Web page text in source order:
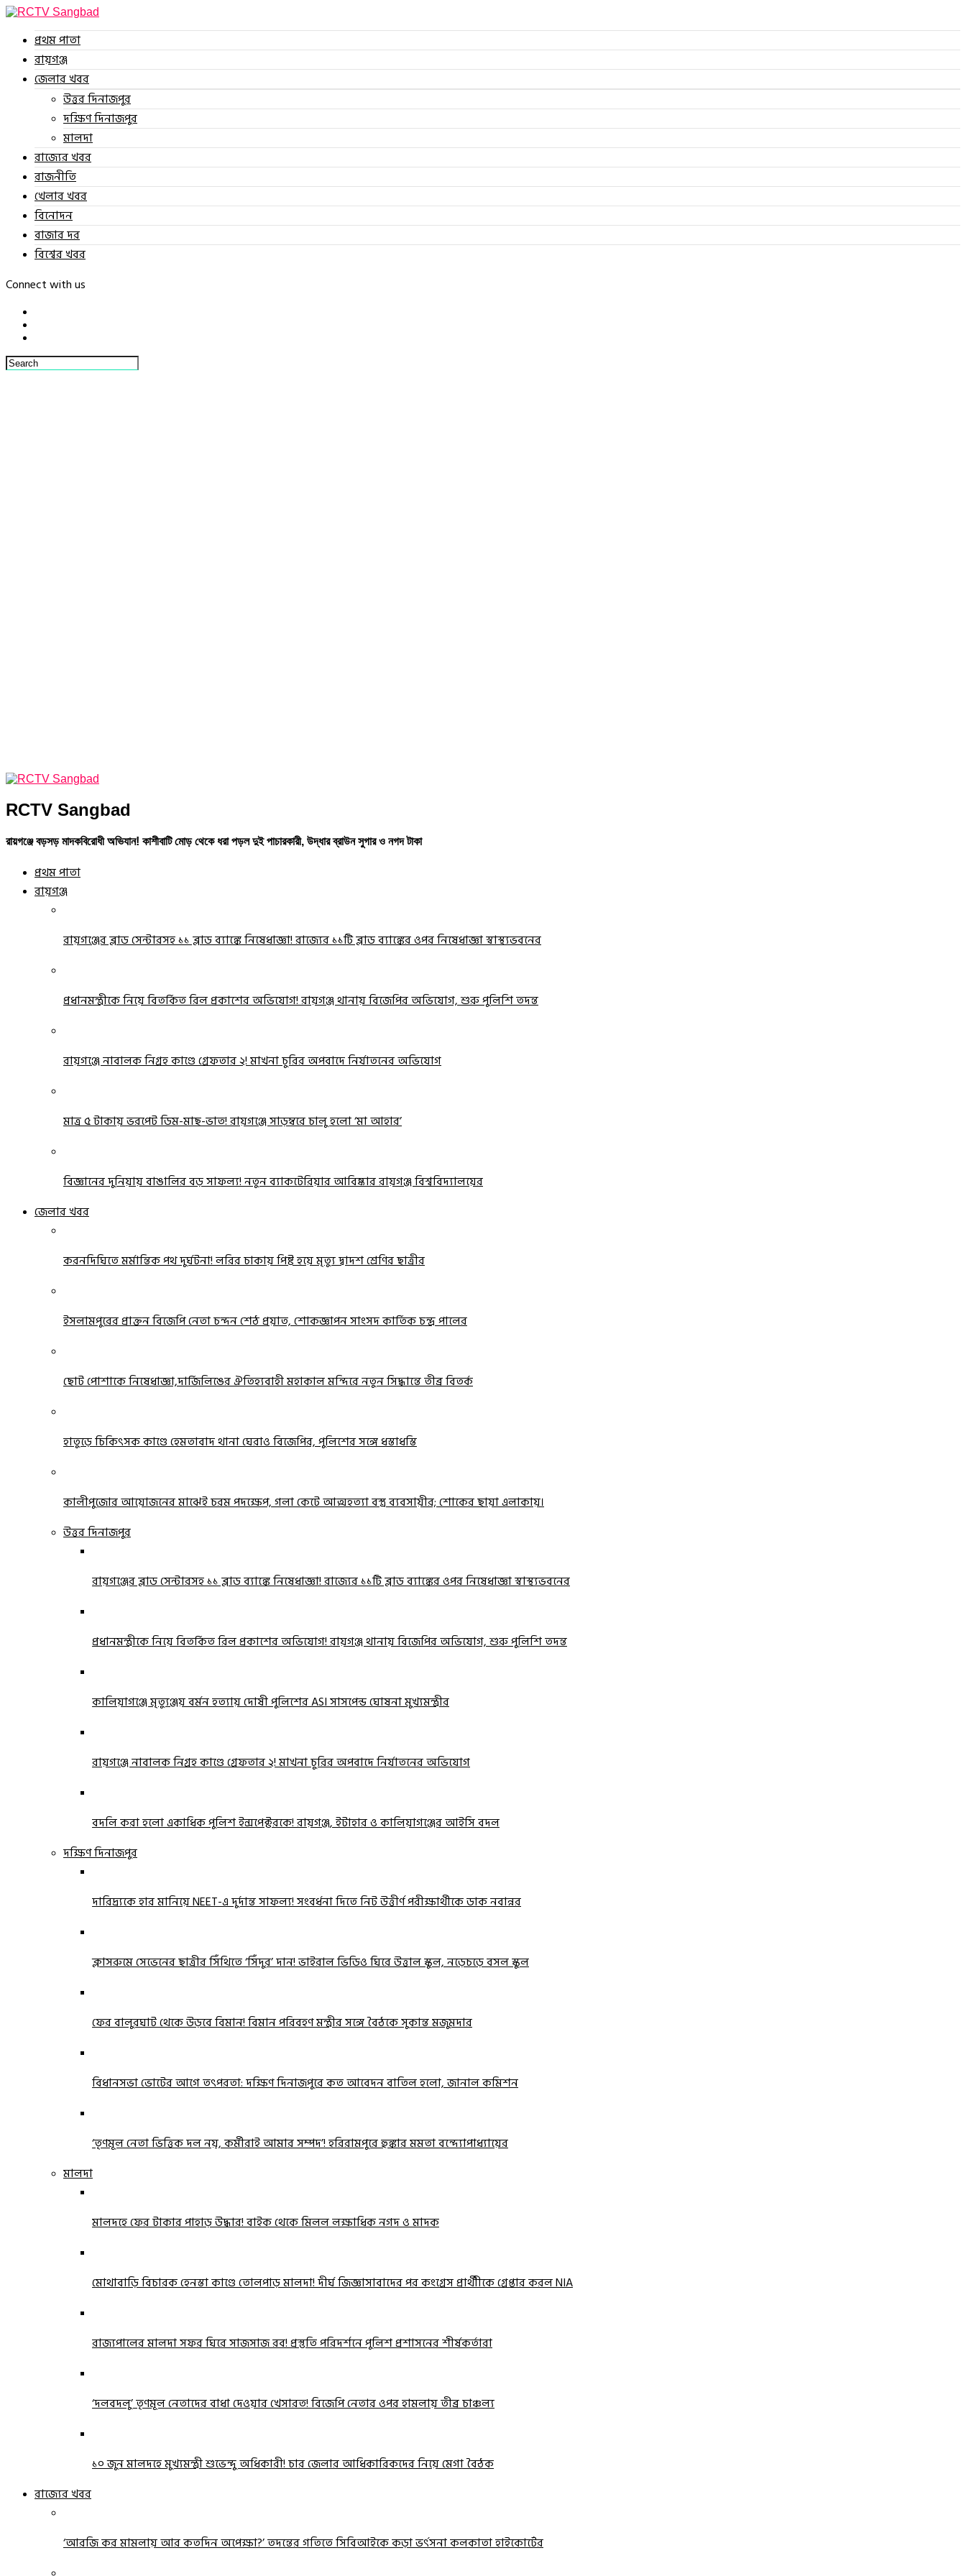
প্রথম পাতা
রায়গঞ্জ
জেলার খবর
উত্তর দিনাজপুর
দক্ষিণ দিনাজপুর
মালদা
রাজ্যের খবর
রাজনীতি
খেলার খবর
বিনোদন
বাজার দর
বিশ্বের খবর
Connect with us
RCTV Sangbad
রায়গঞ্জে বড়সড় মাদকবিরোধী অভিযান! কাশীবাটি মোড় থেকে ধরা পড়ল দুই পাচারকারী, উদ্ধার ব্রাউন সুগার ও নগদ টাকা
প্রথম পাতা
রায়গঞ্জ
রায়গঞ্জের ব্লাড সেন্টারসহ ১১ ব্লাড ব্যাঙ্কে নিষেধাজ্ঞা! রাজ্যের ১১টি ব্লাড ব্যাঙ্কের ওপর নিষেধাজ্ঞা স্বাস্থ্যভবনের
প্রধানমন্ত্রীকে নিয়ে বিতর্কিত রিল প্রকাশের অভিযোগ! রায়গঞ্জ থানায় বিজেপির অভিযোগ, শুরু পুলিশি তদন্ত
রায়গঞ্জে নাবালক নিগ্রহ কাণ্ডে গ্রেফতার ২! মাখনা চুরির অপবাদে নির্যাতনের অভিযোগ
মাত্র ৫ টাকায় ভরপেট ডিম-মাছ-ভাত! রায়গঞ্জে সাড়ম্বরে চালু হলো ‘মা আহার’
বিজ্ঞানের দুনিয়ায় বাঙালির বড় সাফল্য! নতুন ব্যাকটেরিয়ার আবিষ্কার রায়গঞ্জ বিশ্ববিদ্যালয়ের
জেলার খবর
করনদিঘিতে মর্মান্তিক পথ দুর্ঘটনা! লরির চাকায় পিষ্ট হয়ে মৃত্যু দ্বাদশ শ্রেণির ছাত্রীর
ইসলামপুরের প্রাক্তন বিজেপি নেতা চন্দন শেঠ প্রয়াত, শোকজ্ঞাপন সাংসদ কার্তিক চন্দ্র পালের
ছোট পোশাকে নিষেধাজ্ঞা,দার্জিলিঙের ঐতিহ্যবাহী মহাকাল মন্দিরে নতুন সিদ্ধান্তে তীব্র বিতর্ক
হাতুড়ে চিকিৎসক কাণ্ডে হেমতাবাদ থানা ঘেরাও বিজেপির, পুলিশের সঙ্গে ধস্তাধস্তি
কালীপুজোর আয়োজনের মাঝেই চরম পদক্ষেপ, গলা কেটে আত্মহত্যা বস্ত্র ব্যবসায়ীর; শোকের ছায়া এলাকায়।
উত্তর দিনাজপুর
রায়গঞ্জের ব্লাড সেন্টারসহ ১১ ব্লাড ব্যাঙ্কে নিষেধাজ্ঞা! রাজ্যের ১১টি ব্লাড ব্যাঙ্কের ওপর নিষেধাজ্ঞা স্বাস্থ্যভবনের
প্রধানমন্ত্রীকে নিয়ে বিতর্কিত রিল প্রকাশের অভিযোগ! রায়গঞ্জ থানায় বিজেপির অভিযোগ, শুরু পুলিশি তদন্ত
কালিয়াগঞ্জে মৃত্যুঞ্জয় বর্মন হত্যায় দোষী পুলিশের ASI সাসপেন্ড ঘোষনা মুখ্যমন্ত্রীর
রায়গঞ্জে নাবালক নিগ্রহ কাণ্ডে গ্রেফতার ২! মাখনা চুরির অপবাদে নির্যাতনের অভিযোগ
বদলি করা হলো একাধিক পুলিশ ইন্সপেক্টরকে! রায়গঞ্জ, ইটাহার ও কালিয়াগঞ্জের আইসি বদল
দক্ষিণ দিনাজপুর
দারিদ্র্যকে হার মানিয়ে NEET-এ দুর্দান্ত সাফল্য! সংবর্ধনা দিতে নিট উত্তীর্ণ পরীক্ষার্থীকে ডাক নবান্নর
ক্লাসরুমে সেভেনের ছাত্রীর সিঁথিতে ‘সিঁদুর’ দান! ভাইরাল ভিডিও ঘিরে উত্তাল স্কুল, নড়েচড়ে বসল স্কুল
ফের বালুরঘাট থেকে উড়বে বিমান! বিমান পরিবহণ মন্ত্রীর সঙ্গে বৈঠকে সুকান্ত মজুমদার
বিধানসভা ভোটের আগে তৎপরতা: দক্ষিণ দিনাজপুরে কত আবেদন বাতিল হলো, জানাল কমিশন
‘তৃণমূল নেতা ভিত্তিক দল নয়, কর্মীরাই আমার সম্পদ’! হরিরামপুরে হুঙ্কার মমতা বন্দ্যোপাধ্যায়ের
মালদা
মালদহে ফের টাকার পাহাড় উদ্ধার! বাইক থেকে মিলল লক্ষাধিক নগদ ও মাদক
মোথাবাড়ি বিচারক হেনস্তা কাণ্ডে তোলপাড় মালদা! দীর্ঘ জিজ্ঞাসাবাদের পর কংগ্রেস প্রার্থীীকে গ্রেপ্তার করল NIA
রাজ্যপালের মালদা সফর ঘিরে সাজসাজ রব! প্রস্তুতি পরিদর্শনে পুলিশ প্রশাসনের শীর্ষকর্তারা
‘দলবদলু’ তৃণমূল নেতাদের বাধা দেওয়ার খেসারত! বিজেপি নেতার ওপর হামলায় তীব্র চাঞ্চল্য
১০ জুন মালদহে মুখ্যমন্ত্রী শুভেন্দু অধিকারী! চার জেলার আধিকারিকদের নিয়ে মেগা বৈঠক
রাজ্যের খবর
‘আরজি কর মামলায় আর কতদিন অপেক্ষা?’ তদন্তের গতিতে সিবিআইকে কড়া ভর্ৎসনা কলকাতা হাইকোর্টের